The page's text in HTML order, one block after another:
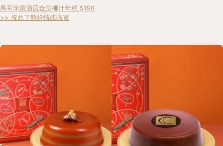
馬哥孛羅酒店金箔椰汁年糕 $198
>> 按此了解詳情或購買